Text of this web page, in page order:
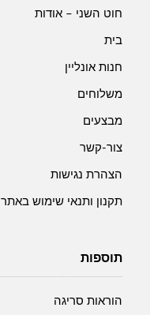
חוט השני – אודות
בית
חנות אונליין
משלוחים
מבצעים
צור-קשר
הצהרת נגישות
תקנון ותנאי שימוש באתר
תוספות
הוראות סריגה